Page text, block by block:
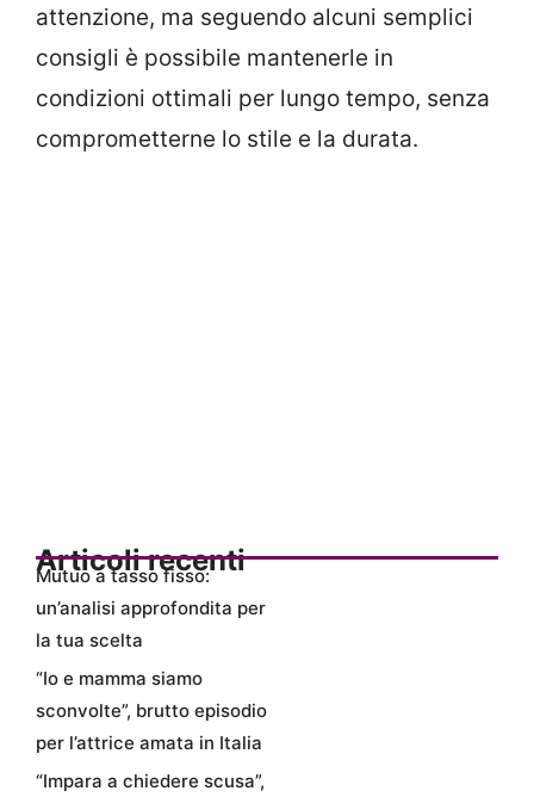
attenzione, ma seguendo alcuni semplici
consigli è possibile mantenerle in
condizioni ottimali per lungo tempo, senza
comprometterne lo stile e la durata.
Articoli recenti
Mutuo a tasso fisso:
un’analisi approfondita per
la tua scelta
“Io e mamma siamo
sconvolte”, brutto episodio
per l’attrice amata in Italia
“Impara a chiedere scusa”,